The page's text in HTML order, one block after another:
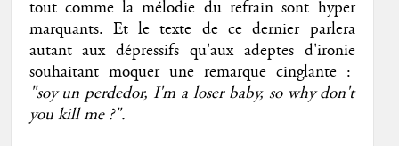
tout comme la mélodie du refrain sont hyper
marquants. Et le texte de ce dernier parlera
autant aux dépressifs qu'aux adeptes d'ironie
souhaitant moquer une remarque cinglante :
"soy un perdedor, I'm a loser baby, so why don't
you kill me ?".